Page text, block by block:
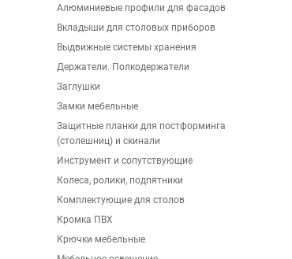
Алюминиевые профили для фасадов
Вкладыши для столовых приборов
Выдвижные системы хранения
Держатели. Полкодержатели
Заглушки
Замки мебельные
Защитные планки для постформинга
(столешниц) и скинали
Инструмент и сопутствующие
Колеса, ролики, подпятники
Комплектующие для столов
Кромка ПВХ
Крючки мебельные